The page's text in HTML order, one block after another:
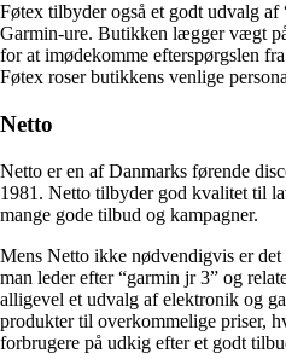
Føtex tilbyder også et godt udvalg af
Garmin-ure. Butikken lægger vægt
for at imødekomme efterspørgslen
Føtex roser butikkens venlige
Netto
Netto er en af Danmarks førende
1981. Netto tilbyder god kvalitet til
mange gode tilbud og kampagner.
Mens Netto ikke nødvendigvis er
man leder efter “garmin jr 3” og
alligevel et udvalg af elektronik og
produkter til overkommelige priser,
forbrugere på udkig efter et godt